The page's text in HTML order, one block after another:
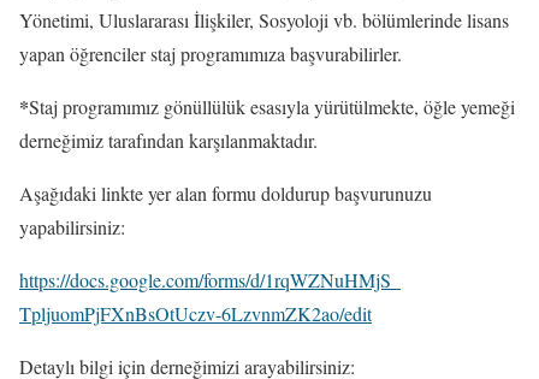
Yönetimi, Uluslararası İlişkiler, Sosyoloji vb. bölümlerinde lisans
yapan öğrenciler staj programımıza başvurabilirler.
*Staj programımız gönüllülük esasıyla yürütülmekte, öğle yemeği
derneğimiz tarafından karşılanmaktadır.
Aşağıdaki linkte yer alan formu doldurup başvurunuzu
yapabilirsiniz:
https://docs.google.com/forms/d/1rqWZNuHMjS_
TpljuomPjFXnBsOtUczv-6LzvnmZK2ao/edit
Detaylı bilgi için derneğimizi arayabilirsiniz: